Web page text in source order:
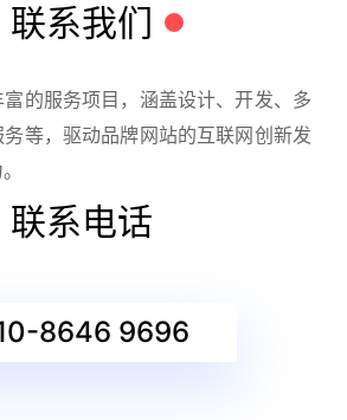
联系我们
的服务项目，涵盖设计、开发、多
等，驱动品牌网站的互联网创新发
联系电话
8646 9696